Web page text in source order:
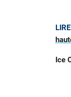
Ice